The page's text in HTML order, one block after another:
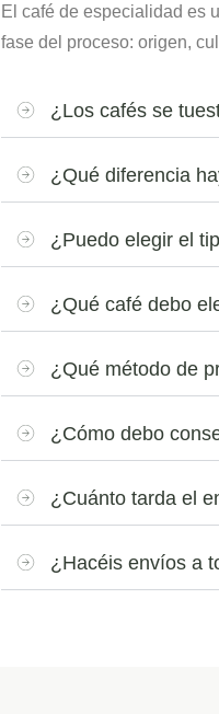
El café de especialidad es
fase del proceso: origen,
¿Los cafés se
¿Qué diferencia
¿Puedo elegir el
¿Qué café debo
¿Qué método de
¿Cómo debo
¿Cuánto tarda el
¿Hacéis envíos a